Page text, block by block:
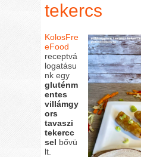
tekercs
KolosFre
eFood
receptvá
logatásu
nk egy
gluténm
entes
villámgy
ors
tavaszi
tekercc
sel bővü
lt.